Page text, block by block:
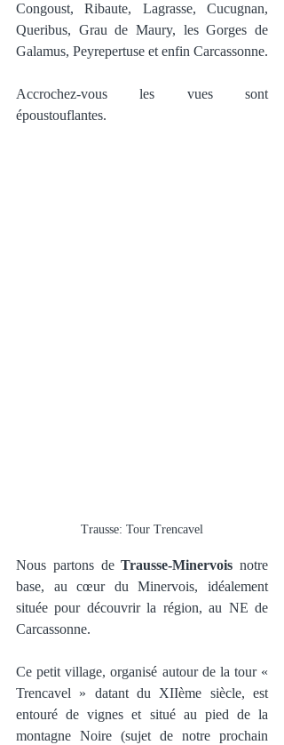
Congoust, Ribaute, Lagrasse, Cucugnan,
Queribus, Grau de Maury, les Gorges de
Accrochez-vous les vues sont
époustouflantes.
Trausse: Tour Trencavel
Nous partons de Trausse-Minervois notre
base, au cœur du Minervois, idéalement
située pour découvrir la région, au NE de
Carcassonne.
Ce petit village, organisé autour de la tour «
Trencavel » datant du XIIème siècle, est
entouré de vignes et situé au pied de la
montagne Noire (sujet de notre prochain